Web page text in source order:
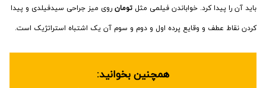
باید آن را پیدا کرد. خواباندن فیلمی مثل تومان روی میز جراحی سیدفیلدی و پیدا
کردن نقاط عطف و وقایع پرده اول و دوم و سوم آن یک اشتباه استراتژیک است.
همچنین بخوانید: